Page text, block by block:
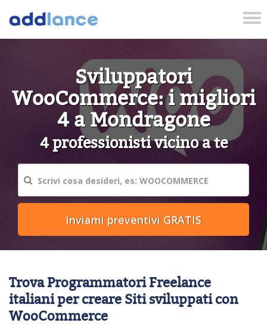
Sviluppatori
WooCommerce: i migliori
4 a Mondragone
4 professionisti vicino a te
Trova Programmatori Freelance
italiani per creare Siti sviluppati con
WooCommerce